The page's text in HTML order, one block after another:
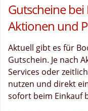
Gutscheine
Aktionen und
Aktuell gibt es für
Gutschein. Je nach
Services oder
nutzen und direkt
sofort beim Einkauf